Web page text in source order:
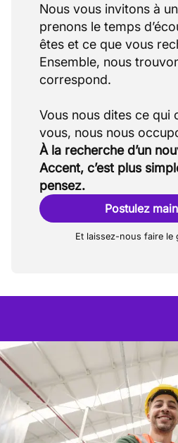
Nous vous invitons à
prenons le temps
êtes et ce que vous
Ensemble, nous
correspond.
Vous nous dites ce qui
À la recherche d’un
Accent, c’est plus
pensez.
Postulez
Et laissez-nous faire le